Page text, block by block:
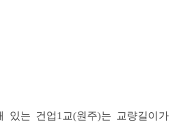
있는 건업1교(원주)는 교량길이가